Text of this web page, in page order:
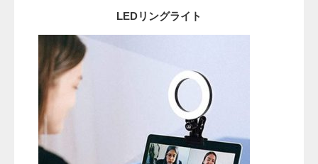
LEDリングライト